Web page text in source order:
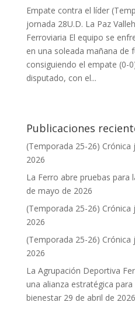
Empate contra el líder
jornada 28U.D. La Paz
Ferroviaria ​​​​​El equipo se
en una soleada mañana de
consiguiendo el empate (0-
disputado, con el...
Publicaciones
(Temporada 25-26) Crónica
2026
La Ferro abre pruebas para
de mayo de 2026
(Temporada 25-26) Crónica
2026
(Temporada 25-26) Crónica
2026
La Agrupación Deportiva
una alianza estratégica
bienestar 29 de abril de 2026